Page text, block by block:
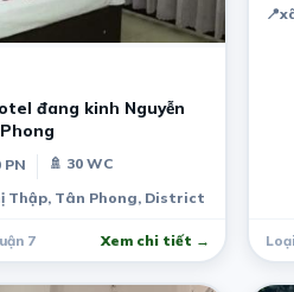
đang kinh Nguyễn
🚿 30 WC
Thập, Tân Phong, District 7, Ho Chi
7 Xem chi tiết →
📍